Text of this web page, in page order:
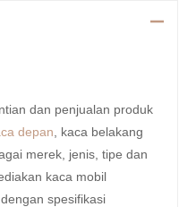
dan penjualan produk
depan , kaca belakang
merek, jenis, tipe dan
kaca mobil
spesifikasi